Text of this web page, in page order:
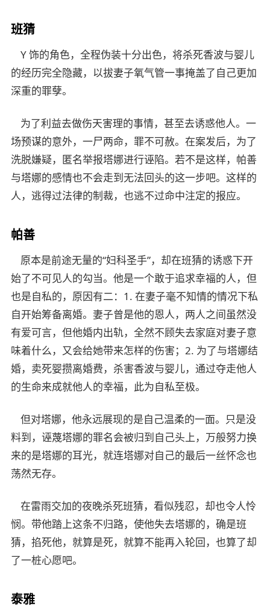
班猜
Y 饰的角色，全程伪装十分出色，将杀死香波与婴儿
的经历完全隐藏，以拔妻子氧气管一事掩盖了自己更加
深重的罪孽。
为了利益去做伤天害理的事情，甚至去诱惑他人。一
场预谋的意外，一尸两命，罪不可赦。在案发后，为了
洗脱嫌疑，匿名举报塔娜进行诬陷。若不是这样，帕善
与塔娜的感情也不会走到无法回头的这一步吧。这样的
人，逃得过法律的制裁，也逃不过命中注定的报应。
帕善
原本是前途无量的“妇科圣手”，却在班猜的诱惑下开
始了不可见人的勾当。他是一个敢于追求幸福的人，但
也是自私的，原因有二：1. 在妻子毫不知情的情况下私
自开始筹备离婚。妻子曾是他的恩人，两人之间虽然没
有爱可言，但他婚内出轨，全然不顾失去家庭对妻子意
味着什么，又会给她带来怎样的伤害；2. 为了与塔娜结
婚，卖死婴攒离婚费，杀害香波与婴儿，通过夺走他人
的生命来成就他人的幸福，此为自私至极。
但对塔娜，他永远展现的是自己温柔的一面。只是没
料到，诬蔑塔娜的罪名会被归到自己头上，万般努力换
来的是塔娜的耳光，就连塔娜对自己的最后一丝怀念也
荡然无存。
在雷雨交加的夜晚杀死班猜，看似残忍，却也令人怜
悯。带他踏上这条不归路，使他失去塔娜的，确是班
猜，掐死他，就算是死，就算不能再入轮回，也算了却
了一桩心愿吧。
泰雅